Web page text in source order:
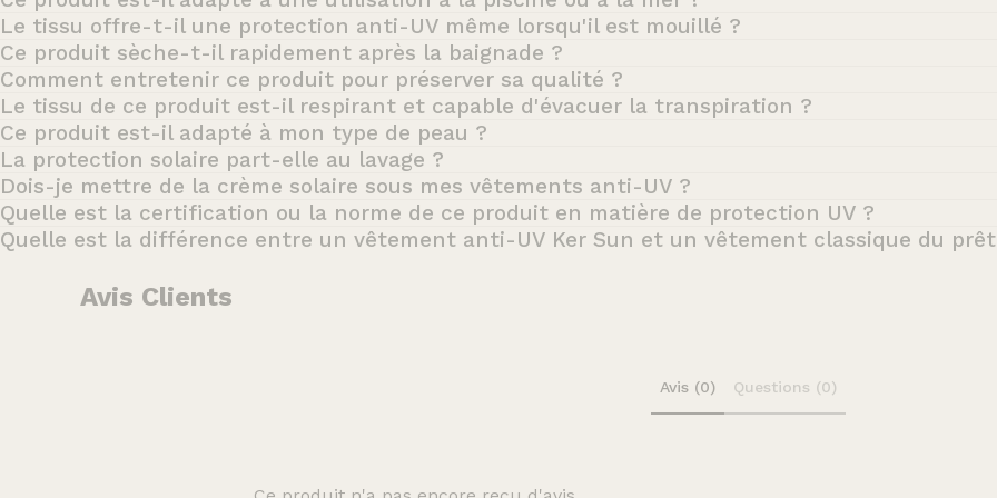
Le tissu offre-t-il une protection anti-UV même lorsqu'il est mouillé ?
Ce produit sèche-t-il rapidement après la baignade ?
Comment entretenir ce produit pour préserver sa qualité ?
Le tissu de ce produit est-il respirant et capable d'évacuer la transpiration ?
Ce produit est-il adapté à mon type de peau ?
La protection solaire part-elle au lavage ?
Dois-je mettre de la crème solaire sous mes vêtements anti-UV ?
Quelle est la certification ou la norme de ce produit en matière de protection UV ?
Quelle est la différence entre un vêtement anti-UV Ker Sun et un vêtement classique du
Avis Clients
Avis (0) Questions (0)